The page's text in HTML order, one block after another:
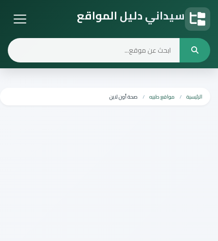
سيداني دليل المواقع
الرئيسية مواقع طبيه صحة أون لاين